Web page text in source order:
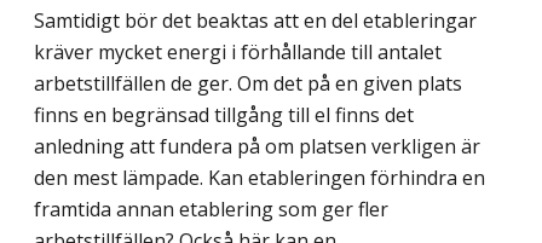
Samtidigt bör det beaktas att en del etableringar
kräver mycket energi i förhållande till antalet
arbetstillfällen de ger. Om det på en given plats
finns en begränsad tillgång till el finns det
anledning att fundera på om platsen verkligen är
den mest lämpade. Kan etableringen förhindra en
framtida annan etablering som ger fler